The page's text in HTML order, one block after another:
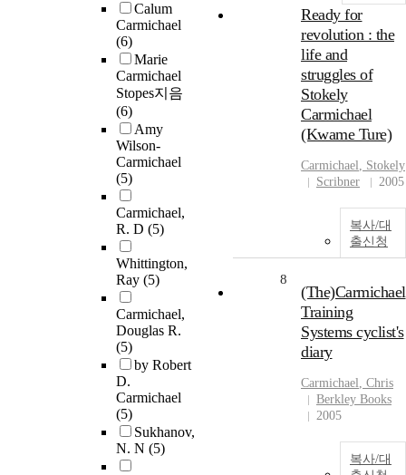
Calum
Carmichael
(6)
Marie
Carmichael
Stopes지음
(6)
Amy
Wilson-
Carmichael
(5)
Carmichael,
R. D (5)
Whittington,
Ray (5)
Carmichael,
Douglas R.
(5)
by Robert
D.
Carmichael
(5)
Sukhanov,
N. N (5)
Ready for
revolution : the
life and
struggles of
Stokely
Carmichael
(Kwame Ture)
Carmichael, Stokely
Scribner
2005
복사/대
출신청
8
(The)Carmichael
Training
Systems cyclist's
diary
Carmichael, Chris
Berkley Books
2005
복사/대